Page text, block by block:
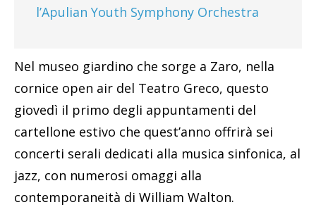
l’Apulian Youth Symphony Orchestra
Nel museo giardino che sorge a Zaro, nella
cornice open air del Teatro Greco, questo
giovedì il primo degli appuntamenti del
cartellone estivo che quest’anno offrirà sei
concerti serali dedicati alla musica sinfonica, al
jazz, con numerosi omaggi alla
contemporaneità di William Walton.